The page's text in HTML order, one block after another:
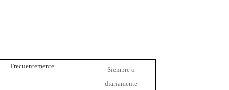
Frecuentemente
Siempre o
diariamente